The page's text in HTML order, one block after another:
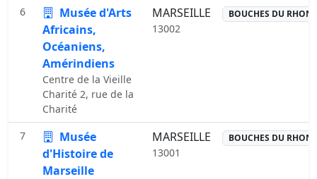
6
Musée d'Arts
Africains,
Océaniens,
Amérindiens
Centre de la Vieille
Charité 2, rue de la
Charité
MARSEILLE
13002
BOUCHES DU RHONE
7
Musée
d'Histoire de
Marseille
MARSEILLE
13001
BOUCHES DU RHONE